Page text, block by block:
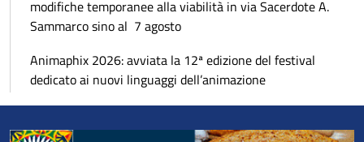
modifiche temporanee alla viabilità in via Sacerdote A.
Sammarco sino al 7 agosto
Animaphix 2026: avviata la 12ª edizione del festival
dedicato ai nuovi linguaggi dell’animazione